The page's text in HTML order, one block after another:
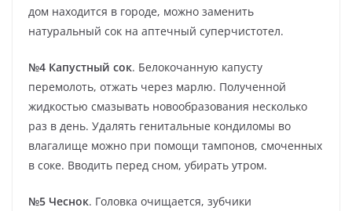
дом находится в городе, можно заменить
натуральный сок на аптечный суперчистотел.
№4 Капустный сок. Белокочанную капусту
перемолоть, отжать через марлю. Полученной
жидкостью смазывать новообразования несколько
раз в день. Удалять генитальные кондиломы во
влагалище можно при помощи тампонов, смоченных
в соке. Вводить перед сном, убирать утром.
№5 Чеснок. Головка очищается, зубчики